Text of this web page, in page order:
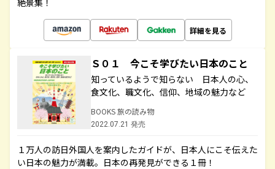
絶景集！
詳細を見る
Ｓ０１ 今こそ学びたい日本のこと
知っているようで知らない 日本人の心、
食文化、職文化、信仰、地域の魅力など
BOOKS 旅の読み物
2022.07.21 発売
１万人の訪日外国人を案内したガイドが、日本人にこそ伝えた
い日本の魅力が満載。日本の再発見ができる１冊！